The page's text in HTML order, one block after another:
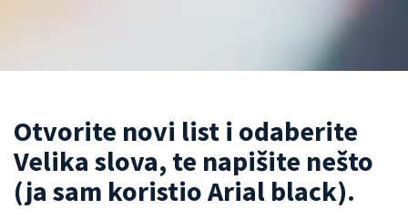
Otvorite novi list i odaberite
Velika slova, te napišite nešto
(ja sam koristio Arial black).